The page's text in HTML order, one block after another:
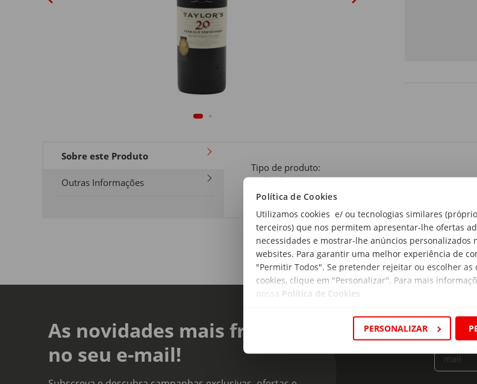
Política de Cookies
Utilizamos cookies e/ ou tecnologias similares
terceiros) que nos permitem apresentar-lhe ofertas
necessidades e mostrar-lhe anúncios personalizados
websites. Para garantir uma melhor experiência de
"Permitir Todos". Se pretender rejeitar ou escolher as
cookies, clique em "Personalizar". Para mais
nossa Política de Cookies
PERSONALIZAR
Sobre este Produto
Outras Informações
Tipo de produto:
Vinho do Porto
As novidades mais frescas
no seu e-mail!
mail